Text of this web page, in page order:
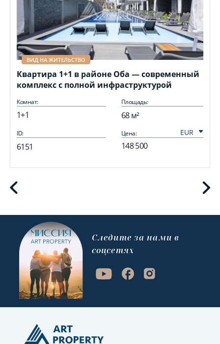
ВИД НА ЖИТЕЛЬСТВО
Квартира 1+1 в районе Оба — современный
комплекс с полной инфраструктурой
Комнат:
1+1
Площадь:
68 м²
ID:
6151
Цена:
148 500
Cледите за нами в
соцсетях